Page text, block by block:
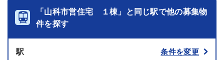
「山科市営住宅 １棟」と同じ駅で他の募集物
件を探す
駅
条件を変更